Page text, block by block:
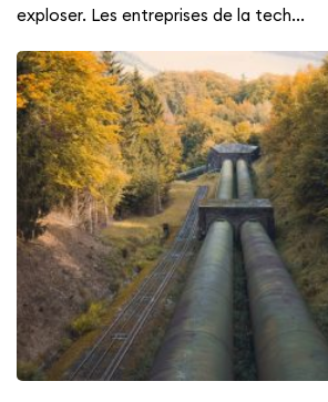
exploser. Les entreprises de la tech...